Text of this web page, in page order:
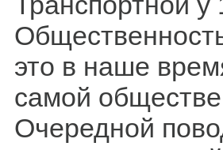
это в наше
самой
Очередной